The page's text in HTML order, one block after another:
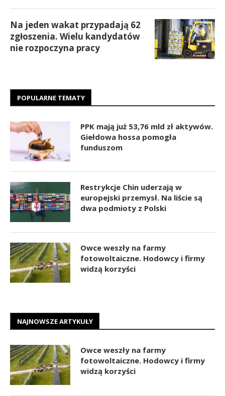
Na jeden wakat przypadają 62
zgłoszenia. Wielu kandydatów
nie rozpoczyna pracy
POPULARNE TEMATY
PPK mają już 53,76 mld zł aktywów.
Giełdowa hossa pomogła
funduszom
Restrykcje Chin uderzają w
europejski przemysł. Na liście są
dwa podmioty z Polski
Owce weszły na farmy
fotowoltaiczne. Hodowcy i firmy
widzą korzyści
NAJNOWSZE ARTYKUŁY
Owce weszły na farmy
fotowoltaiczne. Hodowcy i firmy
widzą korzyści